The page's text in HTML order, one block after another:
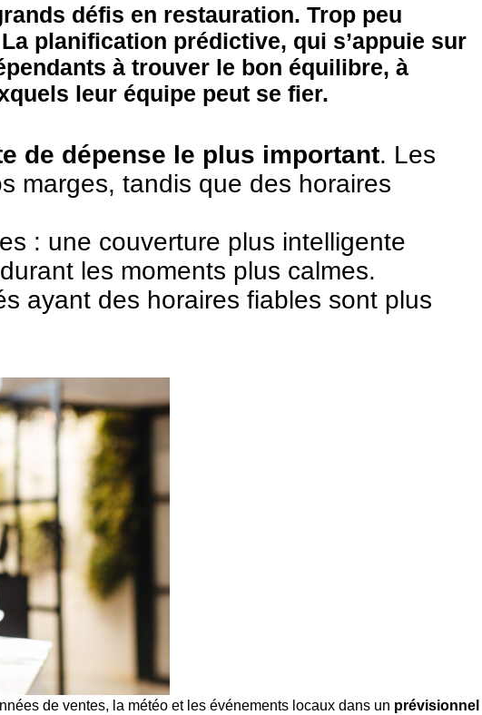
défis en restauration. Trop peu
planification prédictive, qui s’appuie sur
à trouver le bon équilibre, à
leur équipe peut se fier.
de dépense le plus important. Les
marges, tandis que des horaires
: une couverture plus intelligente
les moments plus calmes.
ayant des horaires fiables sont plus
de ventes, la météo et les événements locaux dans un prévisionnel